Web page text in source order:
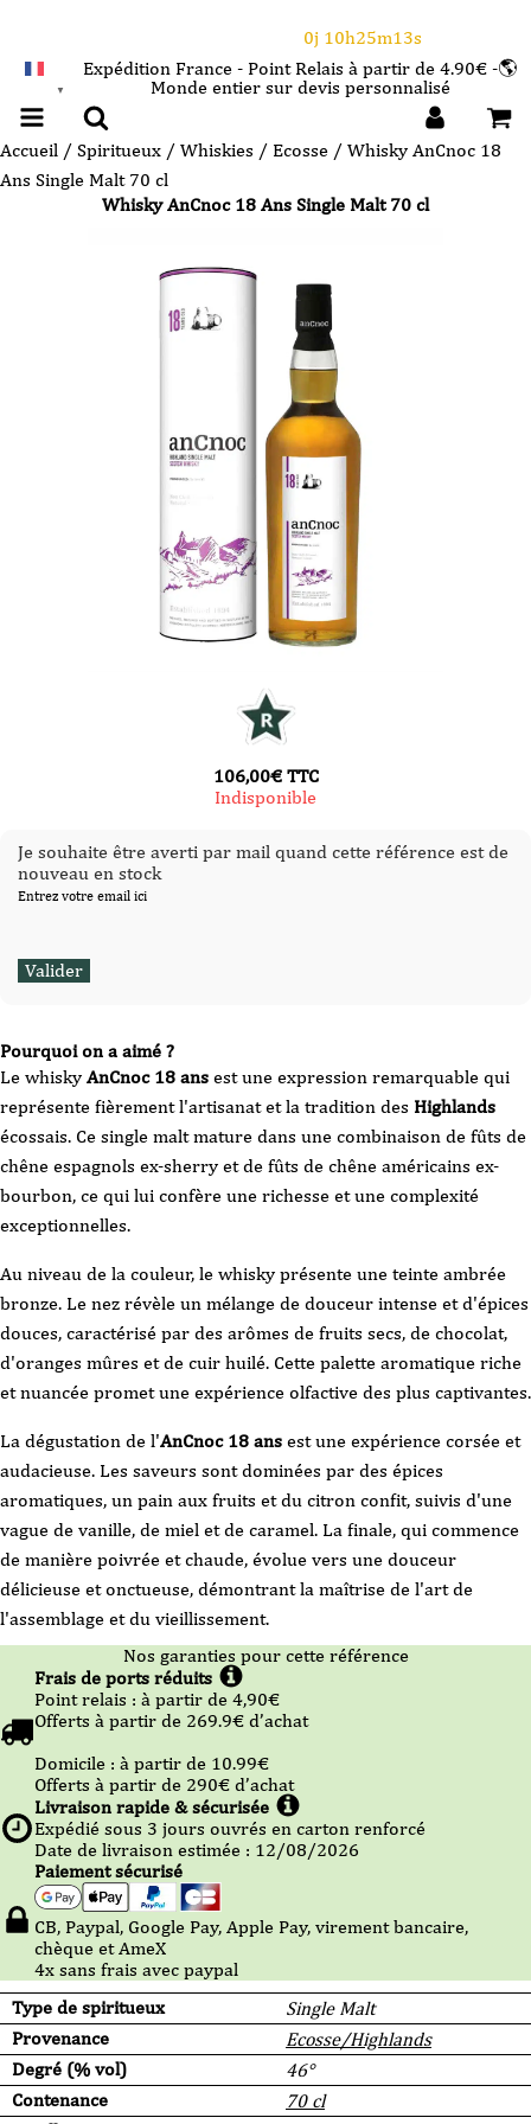
0j 10h25m12s
▼
Expédition France - Point Relais à partir de 4.90€ -🌎
Monde entier sur devis personnalisé
Accueil / Spiritueux / Whiskies / Ecosse / Whisky AnCnoc 18
Ans Single Malt 70 cl
Whisky AnCnoc 18 Ans Single Malt 70 cl
Pourquoi on a aimé ?
Le whisky AnCnoc 18 ans est une expression remarquable qui
représente fièrement l'artisanat et la tradition des Highlands
écossais. Ce single malt mature dans une combinaison de fûts de
chêne espagnols ex-sherry et de fûts de chêne américains ex-
bourbon, ce qui lui confère une richesse et une complexité
exceptionnelles.
Au niveau de la couleur, le whisky présente une teinte ambrée
bronze. Le nez révèle un mélange de douceur intense et d'épices
douces, caractérisé par des arômes de fruits secs, de chocolat,
d'oranges mûres et de cuir huilé. Cette palette aromatique riche
et nuancée promet une expérience olfactive des plus captivantes.
La dégustation de l'AnCnoc 18 ans est une expérience corsée et
audacieuse. Les saveurs sont dominées par des épices
aromatiques, un pain aux fruits et du citron confit, suivis d'une
vague de vanille, de miel et de caramel. La finale, qui commence
de manière poivrée et chaude, évolue vers une douceur
délicieuse et onctueuse, démontrant la maîtrise de l'art de
l'assemblage et du vieillissement.
Type de spiritueux
Single Malt
Provenance
Ecosse/Highlands
Degré (% vol)
46°
Contenance
70 cl
106,00€TTC
Indisponible
Je souhaite être averti par mail quand cette référence est de
nouveau en stock
Entrez votre email ici
Nos garanties pour cette référence
Frais de ports réduits
Point relais : à partir de 4,90€
Offerts à partir de 269.9€ d’achat
Domicile : à partir de 10.99€
Offerts à partir de 290€ d’achat
Livraison rapide & sécurisée
Expédié sous 3 jours ouvrés en carton renforcé
Date de livraison estimée : 12/08/2026
Paiement sécurisé
CB, Paypal, Google Pay, Apple Pay, virement bancaire,
chèque et AmeX
4x sans frais avec paypal